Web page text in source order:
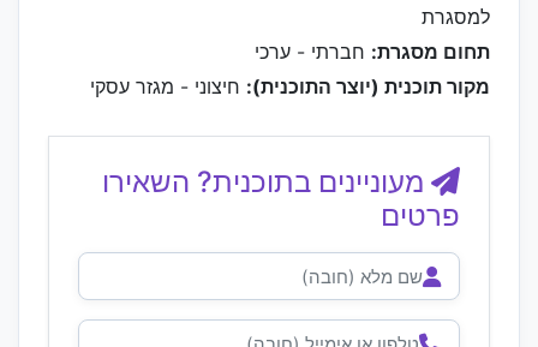
למסגרת
תחום מסגרת: חברתי - ערכי
מקור תוכנית (יוצר התוכנית): חיצוני - מגזר עסקי
מעוניינים בתוכנית? השאירו
פרטים